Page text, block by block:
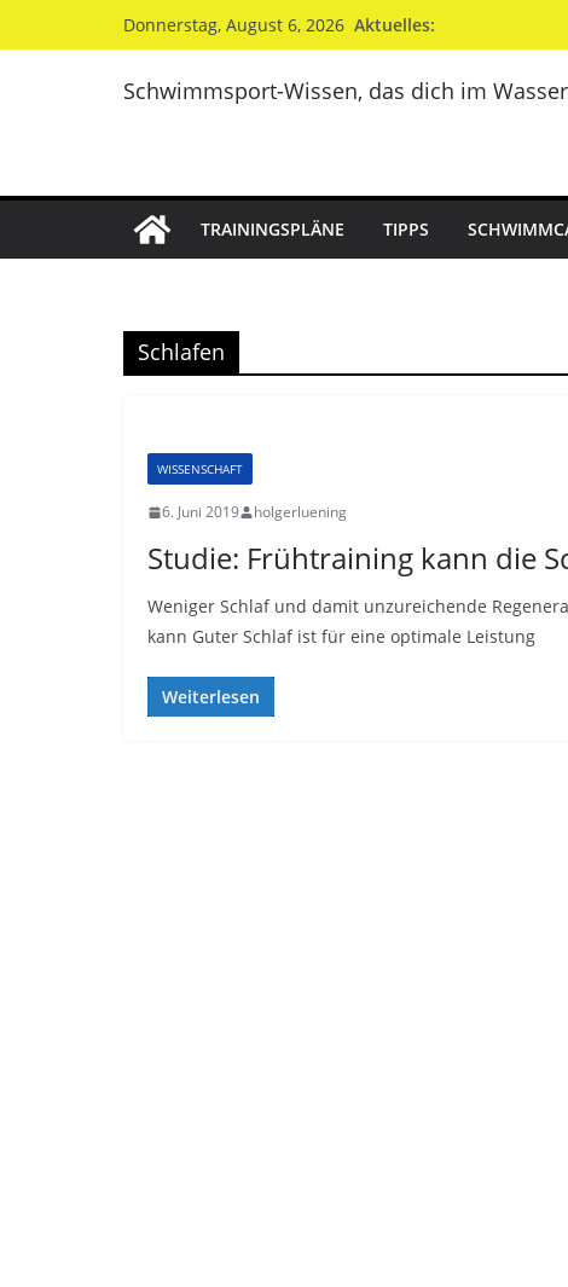
Inhalt
Donnerstag, August 6, 2026 Aktuelles:
Schwimmsport-Wissen, das dich im
TRAININGSPLÄNE TIPPS
Schlafen
WISSENSCHAFT
6. Juni 2019 holgerluening
Studie: Frühtraining kann die
Weniger Schlaf und damit unzureichende
kann Guter Schlaf ist für eine optimale Leistung
Weiterlesen